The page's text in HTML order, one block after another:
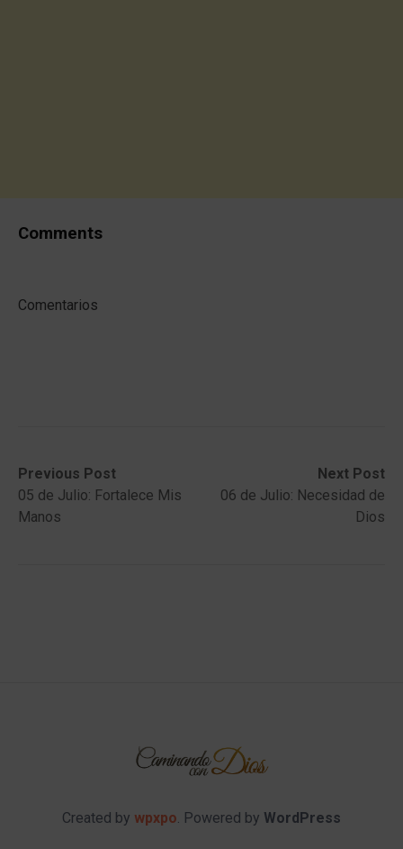
Comments
Comentarios
Post
navigation
Previous Post
Previous
post:05 de Julio: Fortalece Mis
Manos
Next Post
Next
post:
06 de Julio: Necesidad de
Dios
Created by wpxpo. Powered by WordPress